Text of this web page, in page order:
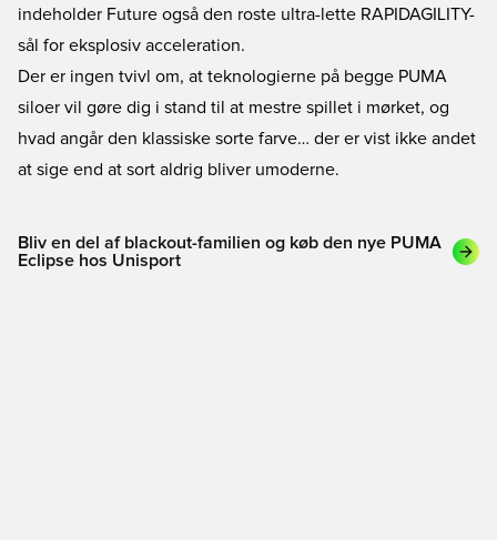
indeholder Future også den roste ultra-lette RAPIDAGILITY-
sål for eksplosiv acceleration.
Der er ingen tvivl om, at teknologierne på begge PUMA
siloer vil gøre dig i stand til at mestre spillet i mørket, og
hvad angår den klassiske sorte farve… der er vist ikke andet
at sige end at sort aldrig bliver umoderne.
Bliv en del af blackout-familien og køb den nye PUMA
Eclipse hos Unisport